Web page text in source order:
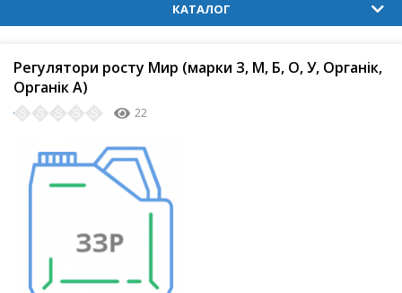
КАТАЛОГ
Регулятори росту Мир (марки З, М, Б, О, У, Органік,
Органік А)
22